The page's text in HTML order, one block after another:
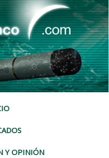
Y OPINIÓN